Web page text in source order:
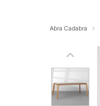
Abra Cadabra